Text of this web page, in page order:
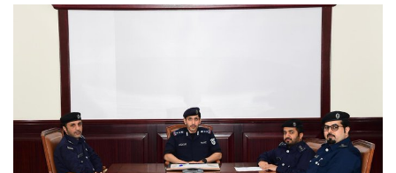
إنجازات
توعوية
الخدمات
الإلكترونية
صور
وفيديو
مجلة
أصداء
إعلانات